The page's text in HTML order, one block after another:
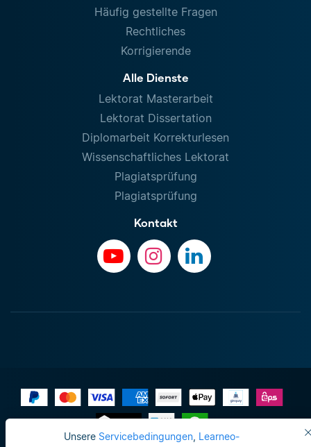
Unsere Servicebedingungen, Learneo-
Häufig gestellte Fragen
Rechtliches
Korrigierende
Alle Dienste
Lektorat Masterarbeit
Lektorat Dissertation
Diplomarbeit Korrekturlesen
Wissenschaftliches Lektorat
Plagiatsprüfung
Plagiatsprüfung
Kontakt